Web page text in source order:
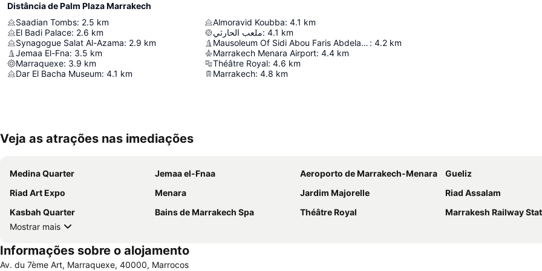
Distância de Palm Plaza Marrakech
Saadian Tombs: 2.5 km
El Badi Palace: 2.6 km
Synagogue Salat Al-Azama: 2.9 km
Jemaa El-Fna: 3.5 km
Marraquexe: 3.9 km
Dar El Bacha Museum: 4.1 km
Almoravid Koubba: 4.1 km
ملعب الحارثي: 4.1 km
Mausoleum Of Sidi Abou Faris Abdelaziz Tebbâa : 4.2 km
Marrakech Menara Airport: 4.4 km
Théâtre Royal: 4.6 km
Marrakech: 4.8 km
Veja as atrações nas imediações
Medina Quarter Jemaa el-Fnaa Aeroporto de Marrakech-Menara
Gueliz
Riad Art Expo
Menara Jardim Majorelle
Riad Assalam
Kasbah Quarter
Bains de Marrakech Spa Théâtre Royal
Marrakesh Railway
Mostrar mais
Informações sobre o alojamento
Av. du 7ème Art, Marraquexe, 40000, Marrocos